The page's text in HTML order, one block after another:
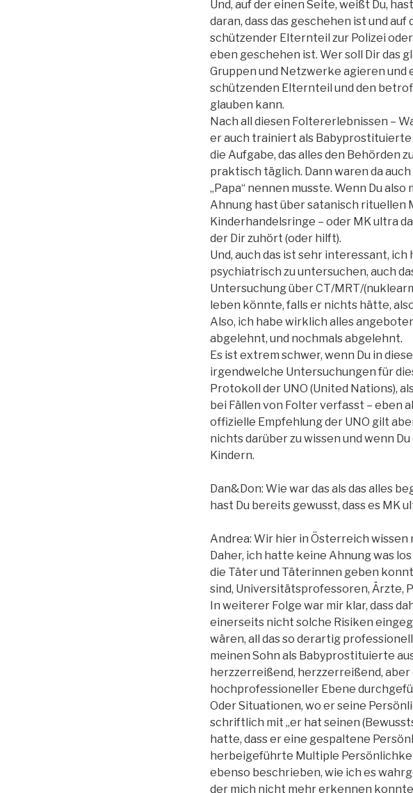
Und, auf der einen Seite, weißt Du,
daran, dass das geschehen ist und
schützender Elternteil zur Polizei
eben geschehen ist. Wer soll Dir das
Gruppen und Netzwerke agieren und
schützenden Elternteil und den
glauben kann.
Nach all diesen Foltererlebnissen –
er auch trainiert als Babyprostituierte
die Aufgabe, das alles den Behörden
praktisch täglich. Dann waren da
„Papa“ nennen musste. Wenn Du
Ahnung hast über satanisch rituellen
Kinderhandelsringe – oder MK ultra
der Dir zuhört (oder hilft).
Und, auch das ist sehr interessant,
psychiatrisch zu untersuchen, auch
Untersuchung über CT/MRT/
leben könnte, falls er nichts hätte,
Also, ich habe wirklich alles
abgelehnt, und nochmals abgelehnt.
Es ist extrem schwer, wenn Du in
irgendwelche Untersuchungen für
Protokoll der UNO (United Nations),
bei Fällen von Folter verfasst – eben
offizielle Empfehlung der UNO gilt
nichts darüber zu wissen und wenn
Kindern.
Dan&Don: Wie war das als das alles
hast Du bereits gewusst, dass es MK
Andrea: Wir hier in Österreich
Daher, ich hatte keine Ahnung was
die Täter und Täterinnen geben
sind, Universitätsprofessoren, Ärzte,
In weiterer Folge war mir klar, dass
einerseits nicht solche Risiken
wären, all das so derartig
meinen Sohn als Babyprostituierte
herzzerreißend, herzzerreißend, aber
hochprofessioneller Ebene
Oder Situationen, wo er seine
schriftlich mit „er hat seinen
hatte, dass er eine gespaltene
herbeigeführte Multiple
ebenso beschrieben, wie ich es
der mich nicht mehr erkennen